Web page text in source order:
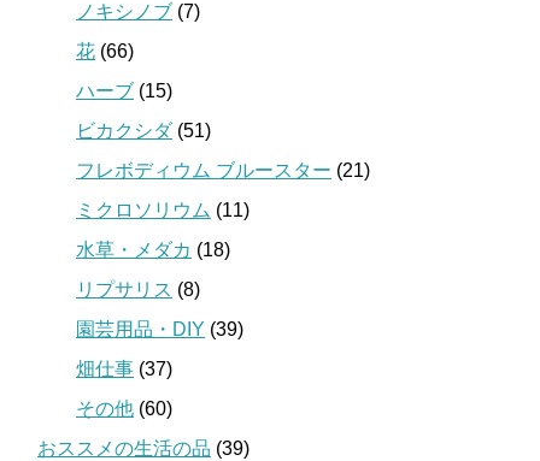
ノキシノブ (7)
花 (66)
ハーブ (15)
ビカクシダ(51)
フレボディウム ブルースター (21)
ミクロソリウム (11)
水草・メダカ (18)
リプサリス (8)
園芸用品・DIY (39)
畑仕事 (37)
その他 (60)
おススメの生活の品 (39)